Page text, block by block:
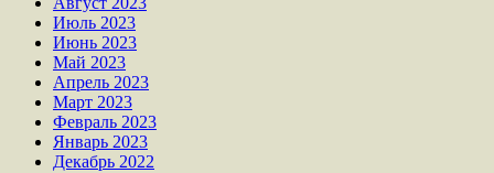
Июль 2023
Июнь 2023
Май 2023
Апрель 2023
Март 2023
Февраль 2023
Январь 2023
Декабрь 2022